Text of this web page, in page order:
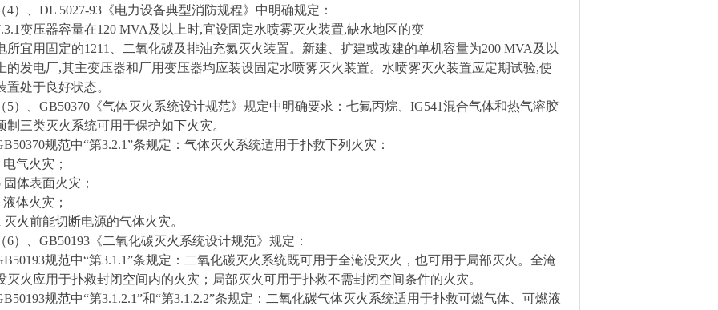
4）、DL 5027-93《电力设备典型消防规程》中明确规定：
变压器容量在120 MVA及以上时,宜设固定水喷雾灭火装置,缺水地区的变
所宜用固定的1211、二氧化碳及排油充氮灭火装置。新建、扩建或改建的单机容量为200 MVA及以
的发电厂,其主变压器和厂用变压器均应装设固定水喷雾灭火装置。水喷雾灭火装置应定期试验,使
置处于良好状态。
5）、GB50370《气体灭火系统设计规范》规定中明确要求：七氟丙烷、IG541混合气体和热气溶胶
制三类灭火系统可用于保护如下火灾。
规范中“第3.2.1”条规定：气体灭火系统适用于扑救下列火灾：
电气火灾；
固体表面火灾；
液体火灾；
灭火前能切断电源的气体火灾。
6）、GB50193《二氧化碳灭火系统设计规范》规定：
规范中“第3.1.1”条规定：二氧化碳灭火系统既可用于全淹没灭火，也可用于局部灭火。全淹
灭火应用于扑救封闭空间内的火灾；局部灭火可用于扑救不需封闭空间条件的火灾。
规范中“第3.1.2.1”和“第3.1.2.2”条规定：二氧化碳气体灭火系统适用于扑救可燃气体、可燃液